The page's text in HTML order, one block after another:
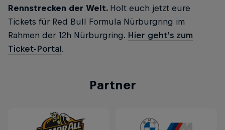
Rennstrecken der Welt. Holt euch jetzt eure
Tickets für Red Bull Formula Nürburgring im
Rahmen der 12h Nürburgring. Hier geht’s zum
Ticket-Portal.
Partner